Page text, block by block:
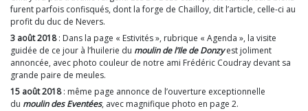
furent parfois confisqués, dont la forge de Chailloy, dit l’article, celle-ci au
profit du duc de Nevers.
3 août 2018: Dans la page « Estivités », rubrique « Agenda », la visite
guidée de ce jour à l’huilerie du moulin de l’Ile de Donzyest joliment
annoncée, avec photo couleur de notre ami Frédéric Coudray devant sa
grande paire de meules.
15 août 2018: même page annonce de l’ouverture exceptionnelle
du moulin des Eventées, avec magnifique photo en page 2.